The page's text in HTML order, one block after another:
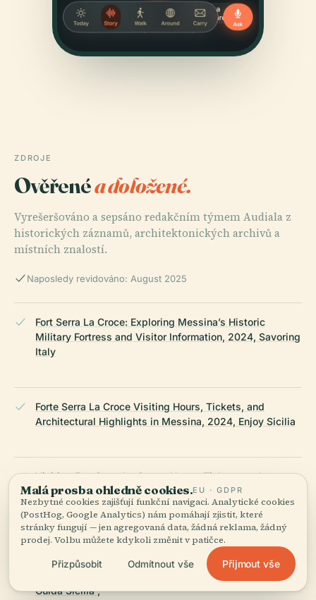
ZDROJE
Ověřenéa doložené.
Vyrešeršováno a sepsáno redakčním týmem Audiala z
historických záznamů, architektonických archivů a
místních znalostí.
Naposledy revidováno: August 2025
Fort Serra La Croce: Exploring Messina’s Historic
Military Fortress and Visitor Information, 2024, Savoring
Italy
Forte Serra La Croce Visiting Hours, Tickets, and
Architectural Highlights in Messina, 2024, Enjoy Sicilia
Visiting Fort Serra La Croce: Hours, Tickets, and
Exploring Messina's Historic Fortifications, 2024, Italy
This Way and Italy Gonia ,
Fort Serra La Croce Visiting Hours, Tickets, and Nearby
Attractions in Messina, 2024, Messina Fortificata and
Guida Sicilia ,
Malá prosba ohledně cookies.EU · GDPR
Nezbytné cookies zajišťují funkční navigaci. Analytické cookies
(PostHog, Google Analytics) nám pomáhají zjistit, které
stránky fungují — jen agregovaná data, žádná reklama, žádný
prodej. Volbu můžete kdykoli změnit v patičce.
Přizpůsobit Odmítnout vše Přijmout vše